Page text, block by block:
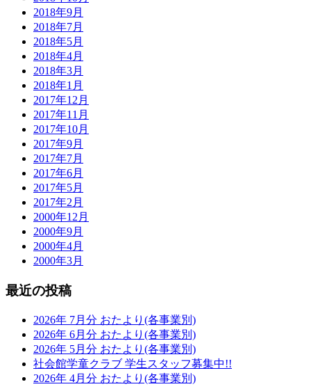
2018年9月
2018年7月
2018年5月
2018年4月
2018年3月
2018年1月
2017年12月
2017年11月
2017年10月
2017年9月
2017年7月
2017年6月
2017年5月
2017年2月
2000年12月
2000年9月
2000年4月
2000年3月
最近の投稿
2026年 7月分 おたより(各事業別)
2026年 6月分 おたより(各事業別)
2026年 5月分 おたより(各事業別)
社会館学童クラブ 学生スタッフ募集中!!
2026年 4月分 おたより(各事業別)